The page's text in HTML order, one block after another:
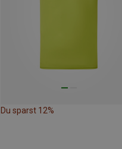
Du sparst 12%